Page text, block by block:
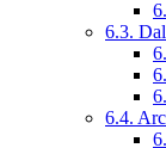
6.3.
6.4.